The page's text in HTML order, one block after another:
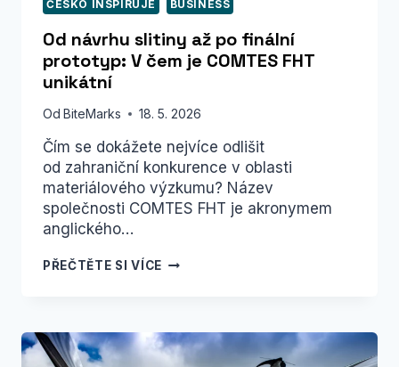
ČESKO INSPIRUJE BUSINESS
Od návrhu slitiny až po finální
prototyp: V čem je COMTES FHT
unikátní
Od BiteMarks 18. 5. 2026
Čím se dokážete nejvíce odlišit
od zahraniční konkurence v oblasti
materiálového výzkumu? Název
společnosti COMTES FHT je akronymem
anglického…
PŘEČTĚTE SI VÍCEOD NÁVRHU
PROTOTYP:
V ČEM